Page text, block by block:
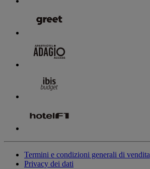
Termini e condizioni generali di vendita
Privacy dei dati